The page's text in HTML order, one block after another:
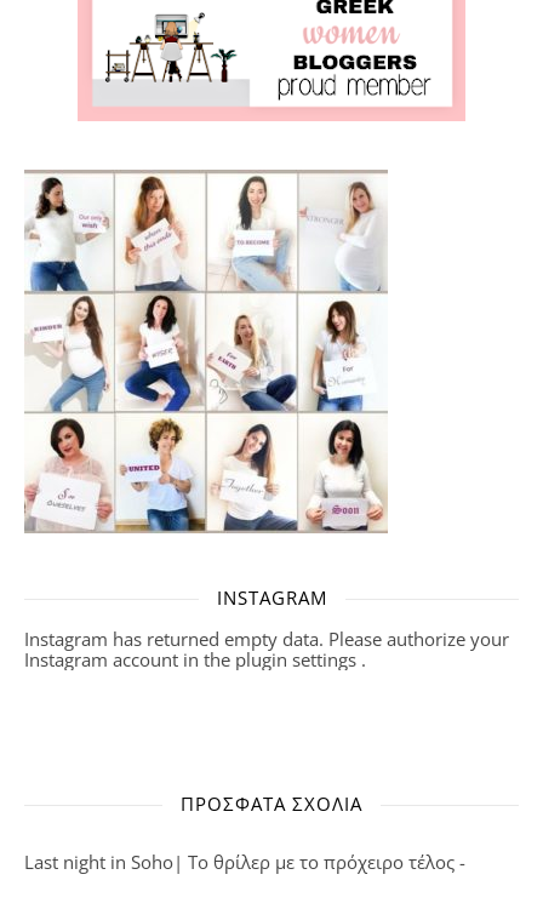
INSTAGRAM
Instagram has returned empty data. Please authorize your
Instagram account in the plugin settings .
ΠΡΌΣΦΑΤΑ ΣΧΌΛΙΑ
Last night in Soho| Το θρίλερ με το πρόχειρο τέλος -